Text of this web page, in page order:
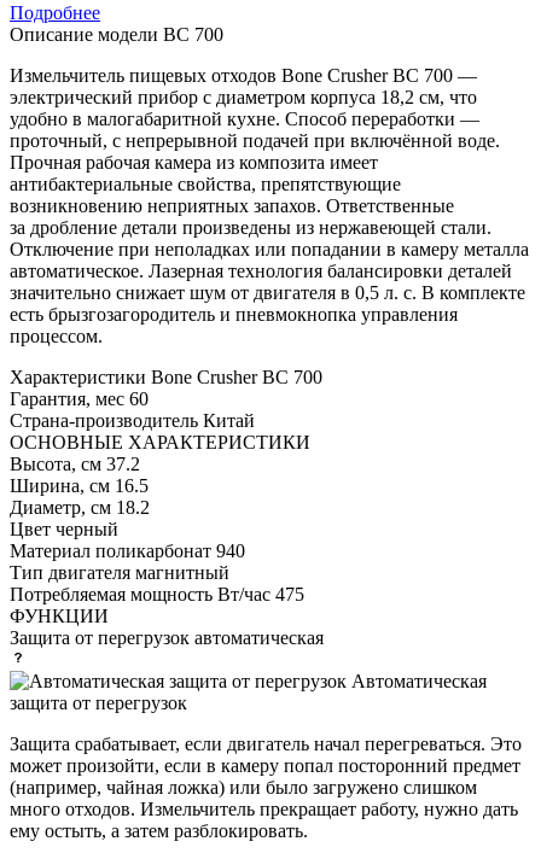
Подробнее
Описание модели BC 700
Измельчитель пищевых отходов Bone Crusher BC 700 —
электрический прибор с диаметром корпуса 18,2 см, что
удобно в малогабаритной кухне. Способ переработки —
проточный, с непрерывной подачей при включённой воде.
Прочная рабочая камера из композита имеет
антибактериальные свойства, препятствующие
возникновению неприятных запахов. Ответственные
за дробление детали произведены из нержавеющей стали.
Отключение при неполадках или попадании в камеру металла
автоматическое. Лазерная технология балансировки деталей
значительно снижает шум от двигателя в 0,5 л. с. В комплекте
есть брызгозагородитель и пневмокнопка управления
процессом.
Характеристики Bone Crusher BC 700
Гарантия, мес 60
Страна-производитель Китай
ОСНОВНЫЕ ХАРАКТЕРИСТИКИ
Высота, см 37.2
Ширина, см 16.5
Диаметр, см 18.2
Цвет черный
Материал поликарбонат 940
Тип двигателя магнитный
Потребляемая мощность Вт/час 475
ФУНКЦИИ
Защита от перегрузок автоматическая
Автоматическая
защита от перегрузок
Защита срабатывает, если двигатель начал перегреваться. Это
может произойти, если в камеру попал посторонний предмет
(например, чайная ложка) или было загружено слишком
много отходов. Измельчитель прекращает работу, нужно дать
ему остыть, а затем разблокировать.